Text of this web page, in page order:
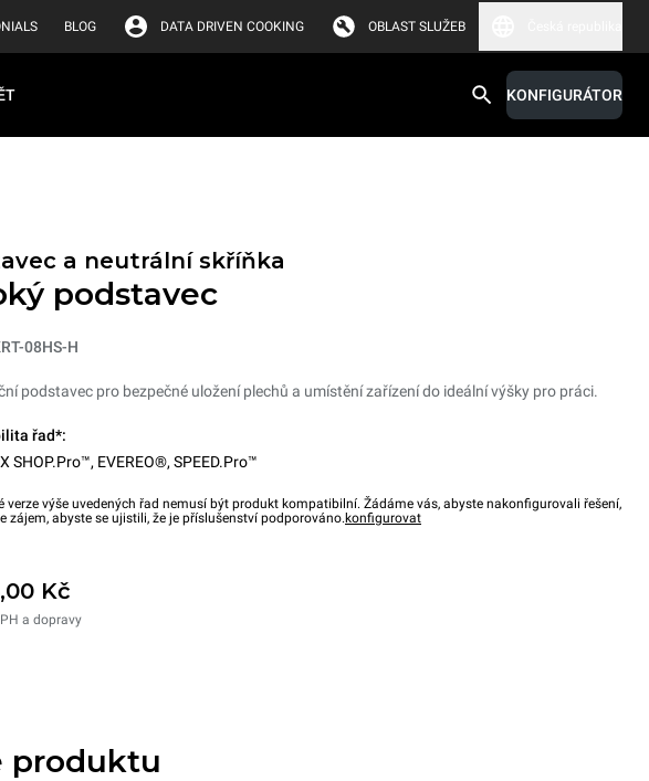
BLOG DATA DRIVEN COOKING OBLAST SLUŽEB
KONFIGURÁTOR
a neutrální skříňka
podstavec
08HS-H
podstavec pro bezpečné uložení plechů a umístění zařízení do ideální výšky pro práci.
řad*:
SHOP.Pro™, EVEREO®, SPEED.Pro™
verze výše uvedených řad nemusí být produkt kompatibilní. Žádáme vás, abyste nakonfigurovali řešení,
zájem, abyste se ujistili, že je příslušenství podporováno. konfigurovat
Kč
a dopravy
produktu